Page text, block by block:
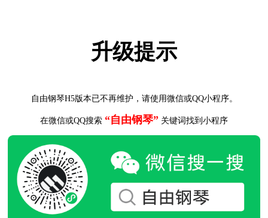
升级提示
自由钢琴H5版本已不再维护，请使用微信或QQ小程序。
在微信或QQ搜索 “自由钢琴” 关键词找到小程序